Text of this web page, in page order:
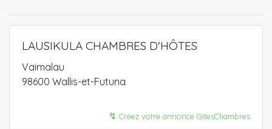
LAUSIKULA CHAMBRES D'HÔTES
Vaimalau
98600 Wallis-et-Futuna
↯ Créez votre annonce GitesChambres